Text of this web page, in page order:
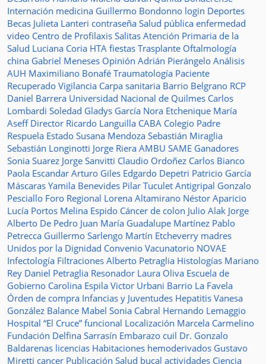
Internación medicina Guillermo Bondonno login Deportes
Becas Julieta Lanteri contraseña Salud pública enfermedad
video Centro de Profilaxis Salitas Atención Primaria de la
Salud Luciana Coria HTA fiestas Trasplante Oftalmología
china Gabriel Meneses Opinión Adrián Pierángelo Análisis
AUH Maximiliano Bonafé Traumatología Paciente
Recuperado Vigilancia Carpa sanitaria Barrio Belgrano RCP
Daniel Barrera Universidad Nacional de Quilmes Carlos
Lombardi Soledad Gladys García Nora Etchenique María
Aseff Director Ricardo Languilla CABA Colegio Padre
Respuela Estado Susana Mendoza Sebastián Miraglia
Sebastián Longinotti Jorge Riera AMBU SAME Ganadores
Sonia Suarez Jorge Sanvitti Claudio Ordoñez Carlos Bianco
Paola Escandar Arturo Giles Edgardo Depetri Patricio García
Máscaras Yamila Benevides Pilar Tuculet Antigripal Gonzalo
Pesciallo Foro Regional Lorena Altamirano Néstor Aparicio
Lucía Portos Melina Espido Cáncer de colon Julio Alak Jorge
Alberto De Pedro Juan María Guadalupe Martínez Pablo
Petrecca Guillermo Sarlengo Martín Etcheverry madres
Unidos por la Dignidad Convenio Vacunatorio NOVAE
Infectología Filtraciones Alberto Petraglia Histologías Mariano
Rey Daniel Petraglia Resonador Laura Oliva Escuela de
Gobierno Carolina Espila Victor Urbani Barrio La Favela
Órden de compra Infancias y Juventudes Hepatitis Vanesa
González Balance Mabel Sonia Cabral Hernando Lemaggio
Hospital “El Cruce” funcional Localización Marcela Carmelino
Fundación Delfina Sarrasín Embarazo cuil Dr. Gonzalo
Baldarenas licencias Habitaciones hemoderivados Gustavo
Miretti cancer Publicación Salud bucal actividades Ciencia